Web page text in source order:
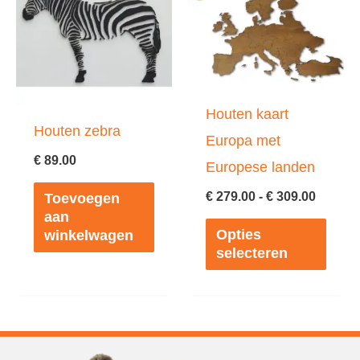
optie
kan
gekozen
productpagina
Houten zebra
€89.00
Toevoegen
aan
winkelwagen
Houten kaart
Europa met
Europese landen
€279.00 - €309.00
Opties
selecteren
Dit